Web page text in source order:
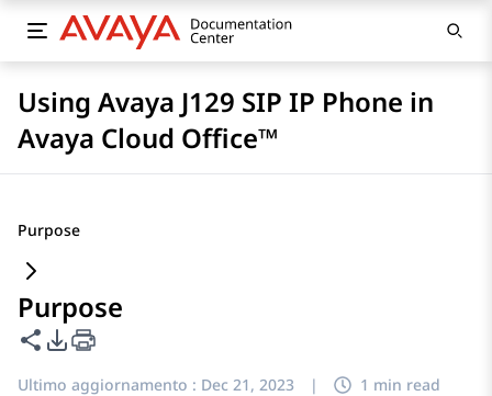
Using Avaya J129 SIP IP Phone in
Avaya Cloud Office™
Purpose
Purpose
Condividi questa pagina
Opzioni di esportazione PDF
Ultimo aggiornamento : Dec 21, 2023 | 1 min read